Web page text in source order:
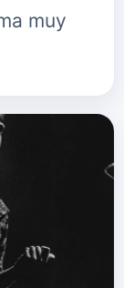
muy